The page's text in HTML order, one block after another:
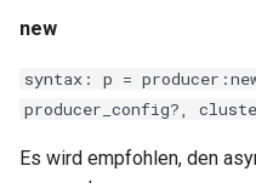
statsd
sticky
new
syntax: p =
producer_config?,
Es wird empfohlen, den